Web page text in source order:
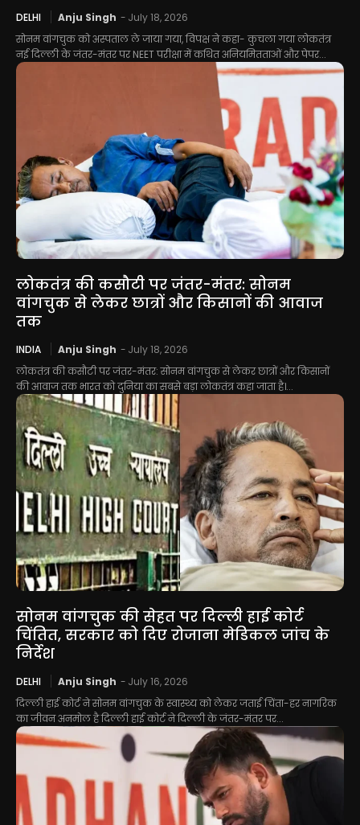
DELHI Anju Singh - July 18, 2026
सोनम वांगचुक को अस्पताल ले जाया गया, विपक्ष ने कहा- कुचला गया लोकतंत्र
नई दिल्ली के जंतर-मंतर पर NEET परीक्षा में कथित अनियमितताओं और पेपर...
लोकतंत्र की कसौटी पर जंतर-मंतर: सोनम
वांगचुक से लेकर छात्रों और किसानों की आवाज
तक
INDIA Anju Singh - July 18, 2026
लोकतंत्र की कसौटी पर जंतर-मंतर: सोनम वांगचुक से लेकर छात्रों और किसानों
की आवाज तक भारत को दुनिया का सबसे बड़ा लोकतंत्र कहा जाता है।...
सोनम वांगचुक की सेहत पर दिल्ली हाई कोर्ट
चिंतित, सरकार को दिए रोजाना मेडिकल जांच के
निर्देश
DELHI Anju Singh - July 16, 2026
दिल्ली हाई कोर्ट ने सोनम वांगचुक के स्वास्थ्य को लेकर जताई चिंता-हर नागरिक
का जीवन अनमोल है दिल्ली हाई कोर्ट ने दिल्ली के जंतर-मंतर पर...